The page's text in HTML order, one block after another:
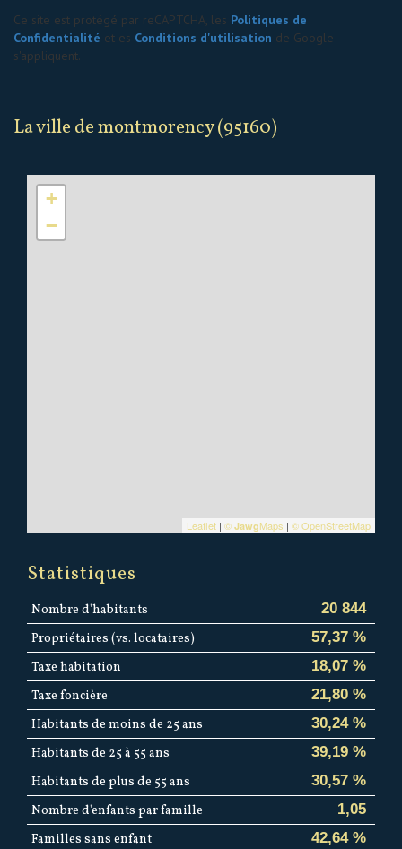
Ce site est protégé par reCAPTCHA, les Politiques de
Confidentialité et es Conditions d'utilisation de Google
s'appliquent.
la ville de montmorency (95160)
+
−
Leaflet | © JawgMaps | © OpenStreetMap
Statistiques
Nombre d'habitants
20 844
Propriétaires (vs. locataires)
57,37 %
Taxe habitation
18,07 %
Taxe foncière
21,80 %
Habitants de moins de 25 ans
30,24 %
Habitants de 25 à 55 ans
39,19 %
Habitants de plus de 55 ans
30,57 %
Nombre d'enfants par famille
1,05
Familles sans enfant
42,64 %